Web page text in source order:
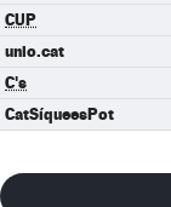
CUP
unio.cat
C's
CatSíqueesPot